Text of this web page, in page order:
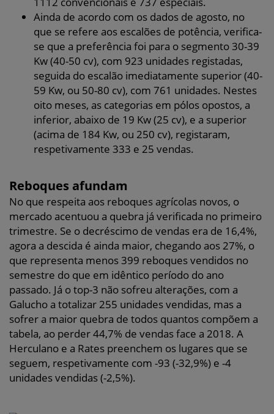
Ainda de acordo com os dados de agosto, no
que se refere aos escalões de potência, verifica-
se que a preferência foi para o segmento 30-39
Kw (40-50 cv), com 923 unidades registadas,
seguida do escalão imediatamente superior (40-
59 Kw, ou 50-80 cv), com 761 unidades. Nestes
oito meses, as categorias em pólos opostos, a
inferior, abaixo de 19 Kw (25 cv), e a superior
(acima de 184 Kw, ou 250 cv), registaram,
respetivamente 333 e 25 vendas.
Reboques afundam
No que respeita aos reboques agrícolas novos, o
mercado acentuou a quebra já verificada no primeiro
trimestre. Se o decréscimo de vendas era de 16,4%,
agora a descida é ainda maior, chegando aos 27%, o
que representa menos 399 reboques vendidos no
semestre do que em idêntico período do ano
passado. Já o top-3 não sofreu alterações, com a
Galucho a totalizar 255 unidades vendidas, mas a
sofrer a maior quebra de todos quantos compõem a
tabela, ao perder 44,7% de vendas face a 2018. A
Herculano e a Rates preenchem os lugares que se
seguem, respetivamente com -93 (-32,9%) e -4
unidades vendidas (-2,5%).